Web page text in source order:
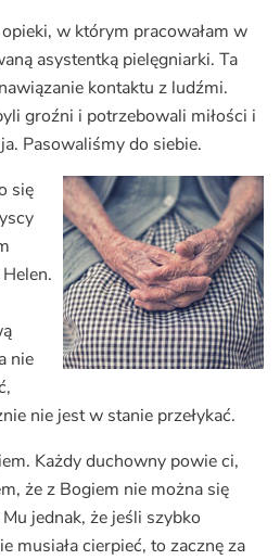
w którym pracowałam w
asystentką pielęgniarki. Ta
kontaktu z ludźmi.
groźni i potrzebowali miłości i
Pasowaliśmy do siebie.
się
nie
nie jest w stanie przełykać.
Każdy duchowny powie ci,
że z Bogiem nie można się
jednak, że jeśli szybko
musiała cierpieć, to zacznę za